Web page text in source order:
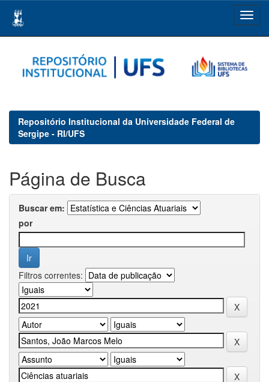
navigation
Repositório Institucional da Universidade Federal de
Sergipe - RI/UFS
Página de Busca
Buscar em:
por
Filtros correntes: